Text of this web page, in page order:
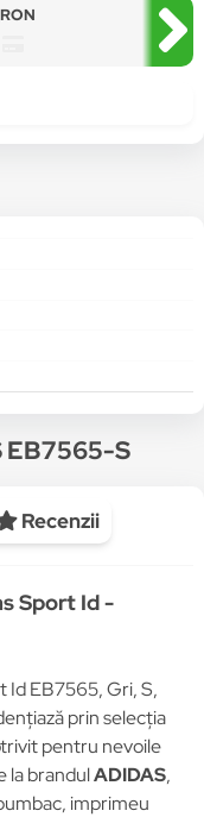
RON
EB7565-S
Recenzii
Sport Id -
Id EB7565, Gri, S,
prin selecția
pentru nevoile
la brandulADIDAS,
imprimeu